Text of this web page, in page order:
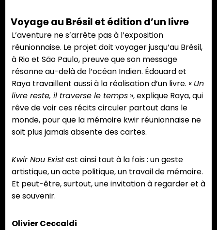
Voyage au Brésil et édition d’un livre
L’aventure ne s’arrête pas à l’exposition
réunionnaise. Le projet doit voyager jusqu’au Brésil,
à Rio et São Paulo, preuve que son message
résonne au-delà de l’océan Indien. Édouard et
Raya travaillent aussi à la réalisation d’un livre. « Un
livre reste, il traverse le temps », explique Raya, qui
rêve de voir ces récits circuler partout dans le
monde, pour que la mémoire kwir réunionnaise ne
soit plus jamais absente des cartes.
Kwir Nou Existest ainsi tout à la fois : un geste
artistique, un acte politique, un travail de mémoire.
Et peut-être, surtout, une invitation à regarder et à
se souvenir.
Olivier Ceccaldi